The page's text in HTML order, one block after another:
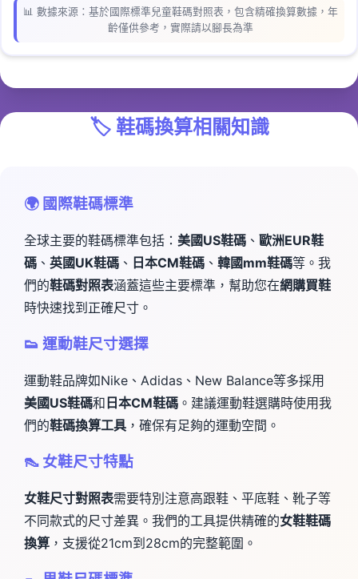
📊 數據來源：基於國際標準兒童鞋碼對照表，包含精確換算數據，年
齡僅供參考，實際請以腳長為準
🏷️鞋碼換算相關知識
🌍 國際鞋碼標準
全球主要的鞋碼標準包括： 美國US鞋碼 、 歐洲EUR鞋
碼 、 英國UK鞋碼 、 日本CM鞋碼 、 韓國mm鞋碼等。我
們的鞋碼對照表涵蓋這些主要標準，幫助您在網購買鞋
時快速找到正確尺寸。
👟 運動鞋尺寸選擇
運動鞋品牌如Nike、Adidas、New Balance等多採用
美國US鞋碼和 日本CM鞋碼 。建議運動鞋選購時使用我
們的鞋碼換算工具 ，確保有足夠的運動空間。
👠 女鞋尺寸特點
女鞋尺寸對照表需要特別注意高跟鞋、平底鞋、靴子等
不同款式的尺寸差異。我們的工具提供精確的女鞋鞋碼
換算 ，支援從21cm到28cm的完整範圍。